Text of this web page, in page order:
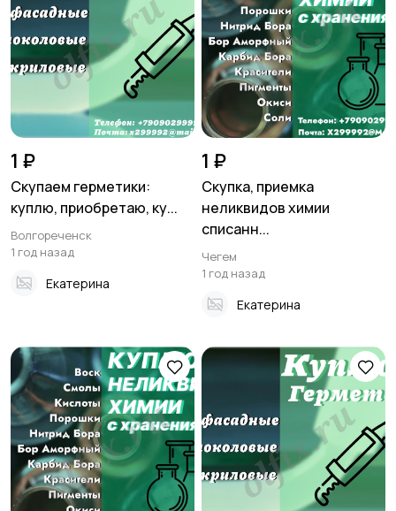
1 ₽
Скупаем герметики:
куплю, приобретаю, ку...
Волгореченск
1 год назад
Екатерина
1 ₽
Скупка, приемка
неликвидов химии
списанн...
Чегем
1 год назад
Екатерина